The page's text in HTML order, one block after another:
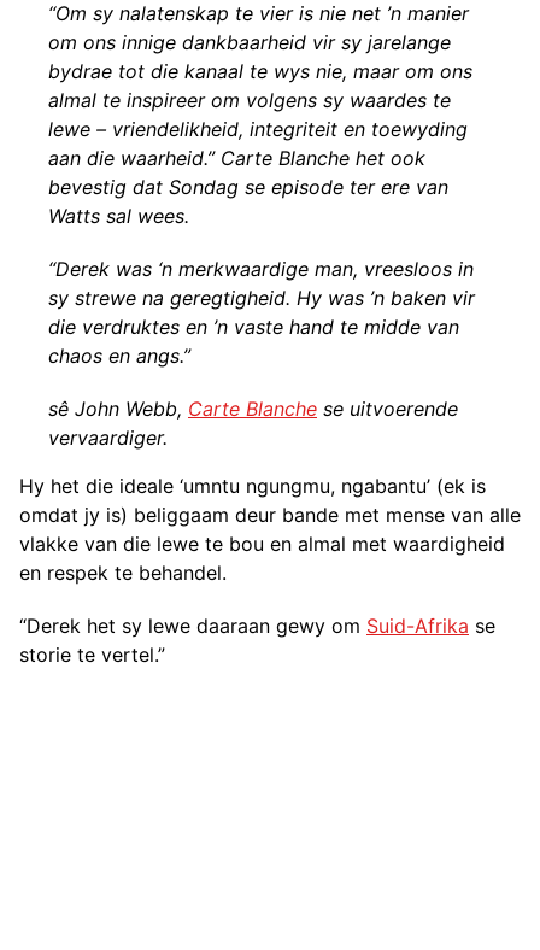
“Om sy nalatenskap te vier is nie net ’n manier
om ons innige dankbaarheid vir sy jarelange
bydrae tot die kanaal te wys nie, maar om ons
almal te inspireer om volgens sy waardes te
lewe – vriendelikheid, integriteit en toewyding
aan die waarheid.” Carte Blanche het ook
bevestig dat Sondag se episode ter ere van
Watts sal wees.
“Derek was ‘n merkwaardige man, vreesloos in
sy strewe na geregtigheid. Hy was ’n baken vir
die verdruktes en ’n vaste hand te midde van
chaos en angs.”
sê John Webb, Carte Blanche se uitvoerende
vervaardiger.
Hy het die ideale ‘umntu ngungmu, ngabantu’ (ek is
omdat jy is) beliggaam deur bande met mense van alle
vlakke van die lewe te bou en almal met waardigheid
en respek te behandel.
“Derek het sy lewe daaraan gewy om Suid-Afrika se
storie te vertel.”